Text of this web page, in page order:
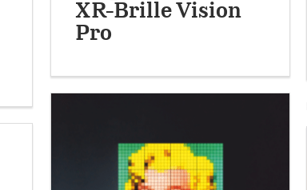
XR-Brille Vision
Pro